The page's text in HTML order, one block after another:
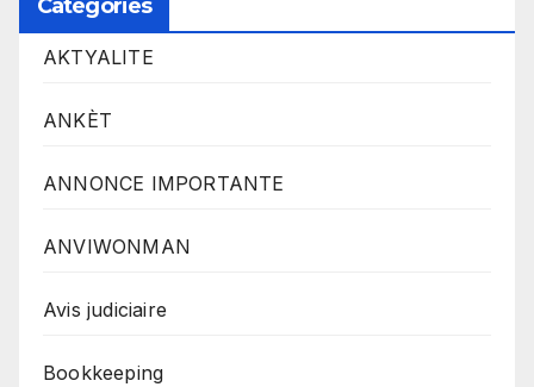
Catégories
AKTYALITE
ANKÈT
ANNONCE IMPORTANTE
ANVIWONMAN
Avis judiciaire
Bookkeeping